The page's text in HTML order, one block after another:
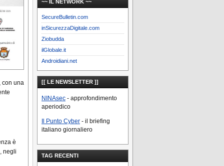
, con una
è
negli
~~ IL NETWORK ~~
SecureBulletin.com
inSicurezzaDigitale.com
Ziobudda
ilGlobale.it
Androidiani.net
[[ LE NEWSLETTER ]]
NINAsec - approfondimento
aperiodico
Il Punto Cyber - il briefing
italiano giornaliero
TAG RECENTI